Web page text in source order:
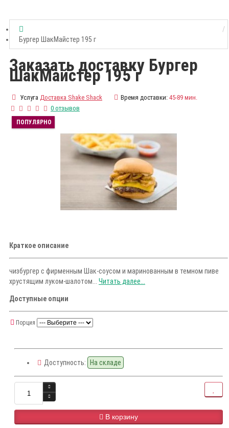
Бургер ШакМайстер 195 г
Заказать доставку Бургер
ШакМайстер 195 г
Услуга Доставка Shake Shack Время доставки: 45-89 мин.
0 отзывов
ПОПУЛЯРНО
Краткое описание
чизбургер с фирменным Шак-соусом и маринованным в темном пиве
хрустящим луком-шалотом... Читать далее...
Доступные опции
Порция
Доступность: На складе
В корзину